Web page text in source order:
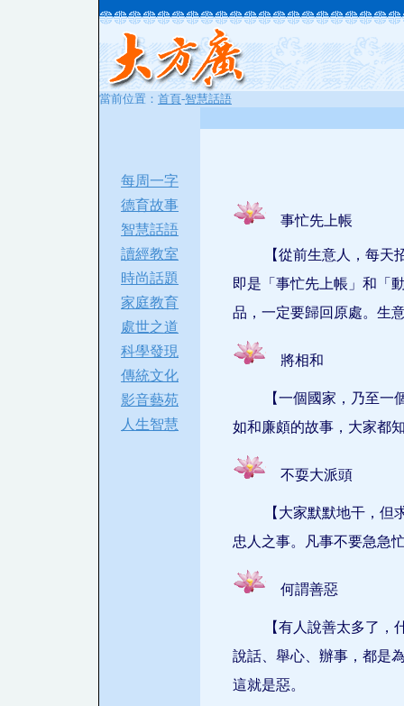
當前位置： 首頁-智慧話語
每周一字
德育故事
智慧話語
讀經教室
時尚話題
家庭教育
處世之道
科學發現
傳統文化
影音藝苑
人生智慧
事忙先上帳
【從前生意人，每
即是「事忙先上帳」和「
品，一定要歸回原處。生
將相和
【一個國家，乃至
如和廉頗的故事，大家都
不耍大派頭
【大家默默地干，
忠人之事。凡事不要急急
何謂善惡
【有人說善太多了
說話、舉心、辦事，都是
這就是惡。